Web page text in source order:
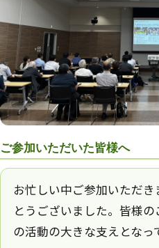
ご参加いただいた皆様へ
お忙しい中ご参加いただ
とうございました。皆様
の活動の大きな支えとなっ